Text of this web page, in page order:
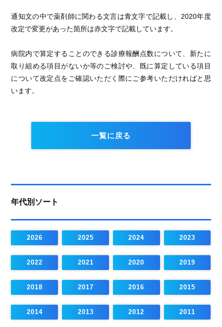
通知文の中で薬剤師に関わる文言は青文字で記載し、2020年度
改定で変更があった箇所は赤文字で記載しています。
病院内で算定することのできる診療報酬点数について、新たに
取り組める項目がないか等のご検討や、既に算定している項目
について改定点をご確認いただく際にご参考いただければと思
います。
一覧に戻る
年代別ソート
2026 2025 2024 2023
2022 2021 2020 2019
2018 2017 2016 2015
2014 2013 2012 2011